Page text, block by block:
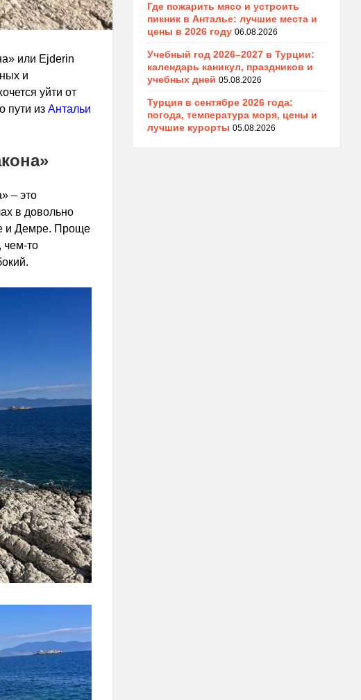
или Ejderin
и
уйти от
пути из Антальи
– это
в довольно
и Демре. Проще
чем-то
Где пожарить мясо и устроить
пикник в Анталье: лучшие места и
цены в 2026 году 06.08.2026
Учебный год 2026–2027 в Турции:
календарь каникул, праздников и
учебных дней 05.08.2026
Турция в сентябре 2026 года:
погода, температура моря, цены и
лучшие курорты 05.08.2026